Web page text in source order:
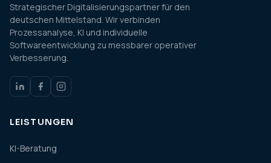
Strategischer Digitalisierungspartner für den
deutschen Mittelstand. Wir verbinden
Prozessanalyse, KI und individuelle
Softwareentwicklung zu messbarer operativer
Verbesserung.
LEISTUNGEN
KI-Beratung